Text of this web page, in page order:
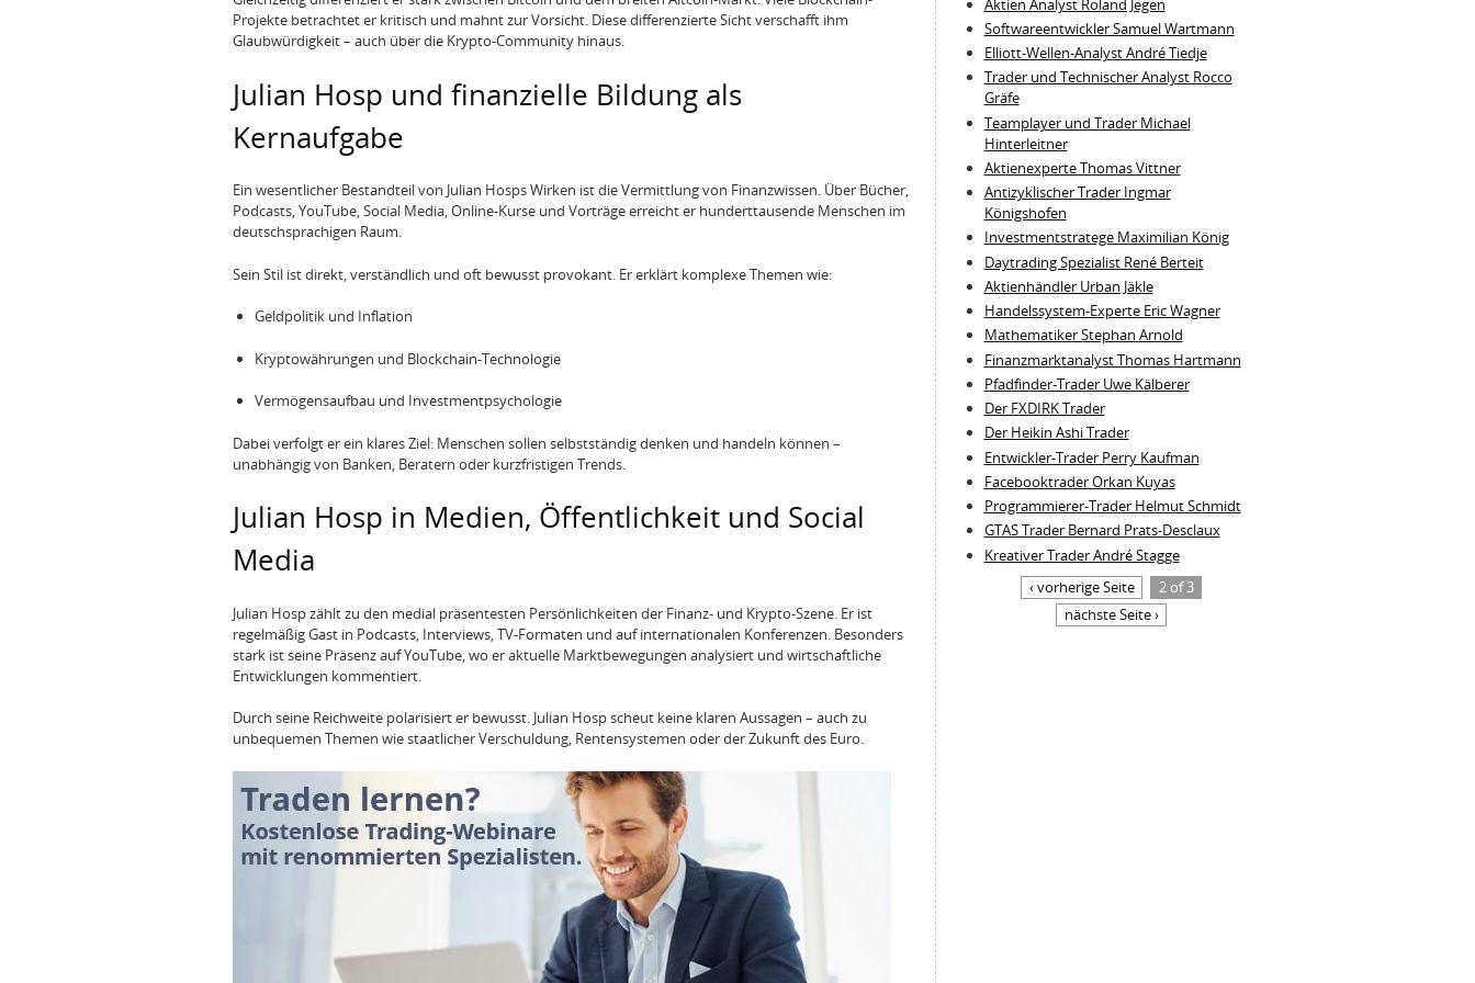
Projekte betrachtet er kritisch und mahnt zur Vorsicht. Diese differenzierte Sicht verschafft ihm
Glaubwürdigkeit – auch über die Krypto-Community hinaus.
Julian Hosp und finanzielle Bildung als
Kernaufgabe
Ein wesentlicher Bestandteil von Julian Hosps Wirken ist die Vermittlung von Finanzwissen. Über Bücher,
Podcasts, YouTube, Social Media, Online-Kurse und Vorträge erreicht er hunderttausende Menschen im
deutschsprachigen Raum.
Sein Stil ist direkt, verständlich und oft bewusst provokant. Er erklärt komplexe Themen wie:
Geldpolitik und Inflation
Kryptowährungen und Blockchain-Technologie
Vermögensaufbau und Investmentpsychologie
Dabei verfolgt er ein klares Ziel: Menschen sollen selbstständig denken und handeln können –
unabhängig von Banken, Beratern oder kurzfristigen Trends.
Julian Hosp in Medien, Öffentlichkeit und Social
Media
Julian Hosp zählt zu den medial präsentesten Persönlichkeiten der Finanz- und Krypto-Szene. Er ist
regelmäßig Gast in Podcasts, Interviews, TV-Formaten und auf internationalen Konferenzen. Besonders
stark ist seine Präsenz auf YouTube, wo er aktuelle Marktbewegungen analysiert und wirtschaftliche
Entwicklungen kommentiert.
Durch seine Reichweite polarisiert er bewusst. Julian Hosp scheut keine klaren Aussagen – auch zu
unbequemen Themen wie staatlicher Verschuldung, Rentensystemen oder der Zukunft des Euro.
Softwareentwickler Samuel Wartmann
Elliott-Wellen-Analyst André Tiedje
Trader und Technischer Analyst Rocco
Gräfe
Teamplayer und Trader Michael
Hinterleitner
Aktienexperte Thomas Vittner
Antizyklischer Trader Ingmar
Königshofen
Investmentstratege Maximilian König
Daytrading Spezialist René Berteit
Aktienhändler Urban Jäkle
Handelssystem-Experte Eric Wagner
Mathematiker Stephan Arnold
Finanzmarktanalyst Thomas Hartmann
Pfadfinder-Trader Uwe Kälberer
Der FXDIRK Trader
Der Heikin Ashi Trader
Entwickler-Trader Perry Kaufman
Facebooktrader Orkan Kuyas
Programmierer-Trader Helmut Schmidt
GTAS Trader Bernard Prats-Desclaux
Kreativer Trader André Stagge
‹ vorherige Seite
2 of 3
nächste Seite ›